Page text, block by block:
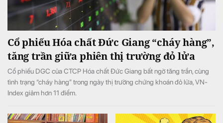
Cổ phiếu Hóa chất Đức Giang “cháy hàng”,
tăng trần giữa phiên thị trường đỏ lửa
Cổ phiếu DGC của CTCP Hóa chất Đức Giang bất ngờ tăng trần, cùng
tình trạng “cháy hàng” trong ngày thị trường chứng khoán đỏ lửa, VN-
Index giảm hơn 11 điểm.